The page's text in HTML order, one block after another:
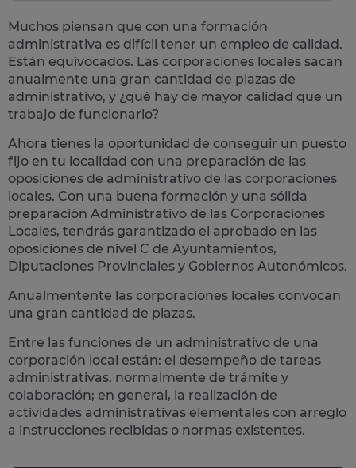
Muchos piensan que con una formación
administrativa es difícil tener un empleo de calidad.
Están equivocados. Las corporaciones locales sacan
anualmente una gran cantidad de plazas de
administrativo, y ¿qué hay de mayor calidad que un
trabajo de funcionario?
Ahora tienes la oportunidad de conseguir un puesto
fijo en tu localidad con una preparación de las
oposiciones de administrativo de las corporaciones
locales. Con una buena formación y una sólida
preparación Administrativo de las Corporaciones
Locales, tendrás garantizado el aprobado en las
oposiciones de nivel C de Ayuntamientos,
Diputaciones Provinciales y Gobiernos Autonómicos.
Anualmentente las corporaciones locales convocan
una gran cantidad de plazas.
Entre las funciones de un administrativo de una
corporación local están: el desempeño de tareas
administrativas, normalmente de trámite y
colaboración; en general, la realización de
actividades administrativas elementales con arreglo
a instrucciones recibidas o normas existentes.